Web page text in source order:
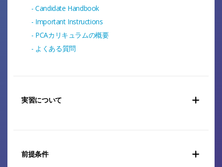
第22章 他の監視システムからの移行と
統合
第23章 Prometheusの監視とデバッグ
Candidate Handbook
Important Instructions
PCAカリキュラムの概要
よくある質問
実習について
前提条件